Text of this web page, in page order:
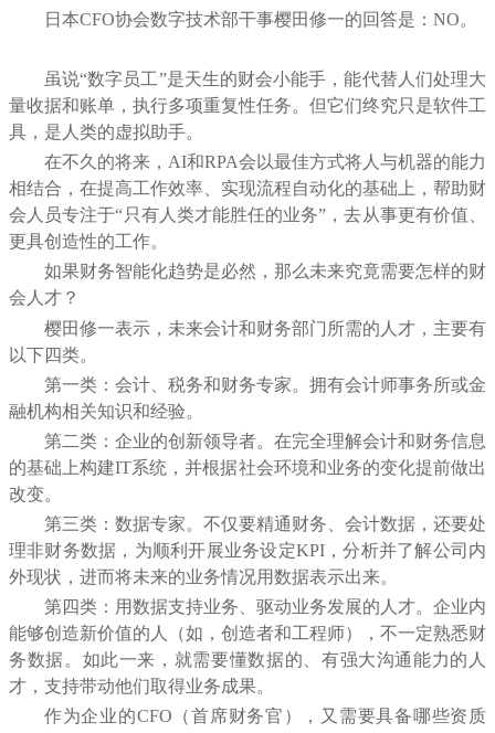
日本CFO协会数字技术部干事樱田修一的回答是： NO。
虽说“数字员工”是天生的财会小能手，能代替人们处理大
量收据和账单，执行多项重复性任务。但它们终究只是软件工
具，是人类的虚拟助手。
在不久的将来， AI和RPA会以最佳方式将人与机器的能力
相结合，在提高工作效率、实现流程自动化的基础上，帮助财
会人员专注于“只有人类才能胜任的业务”，去从事更有价值、
更具创造性的工作。
如果财务智能化趋势是必然，那么未来究竟需要怎样的财
会人才？
樱田修一表示，未来会计和财务部门所需的人才，主要有
以下四类。
第一类： 会计、税务和财务专家。拥有会计师事务所或金
融机构相关知识和经验。
第二类： 企业的创新领导者。在完全理解会计和财务信息
的基础上构建IT系统，并根据社会环境和业务的变化提前做出
改变。
第三类： 数据专家。 不仅要精通财务、会计数据，还要处
理非财务数据，为顺利开展业务设定KPI，分析并了解公司内
外现状，进而将未来的业务情况用数据表示出来。
第四类： 用数据支持业务、驱动业务发展的人才。企业内
能够创造新价值的人（如，创造者和工程师），不一定熟悉财
务数据。如此一来，就需要懂数据的、有强大沟通能力的人
才，支持带动他们取得业务成果。
作为企业的CFO （首席财务官），又需要具备哪些资质